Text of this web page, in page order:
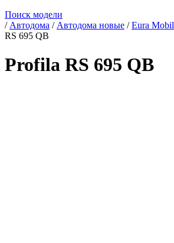
Поиск модели
/ Автодома / Автодома новые /Eura Mobil
RS 695 QB
Profila RS 695 QB